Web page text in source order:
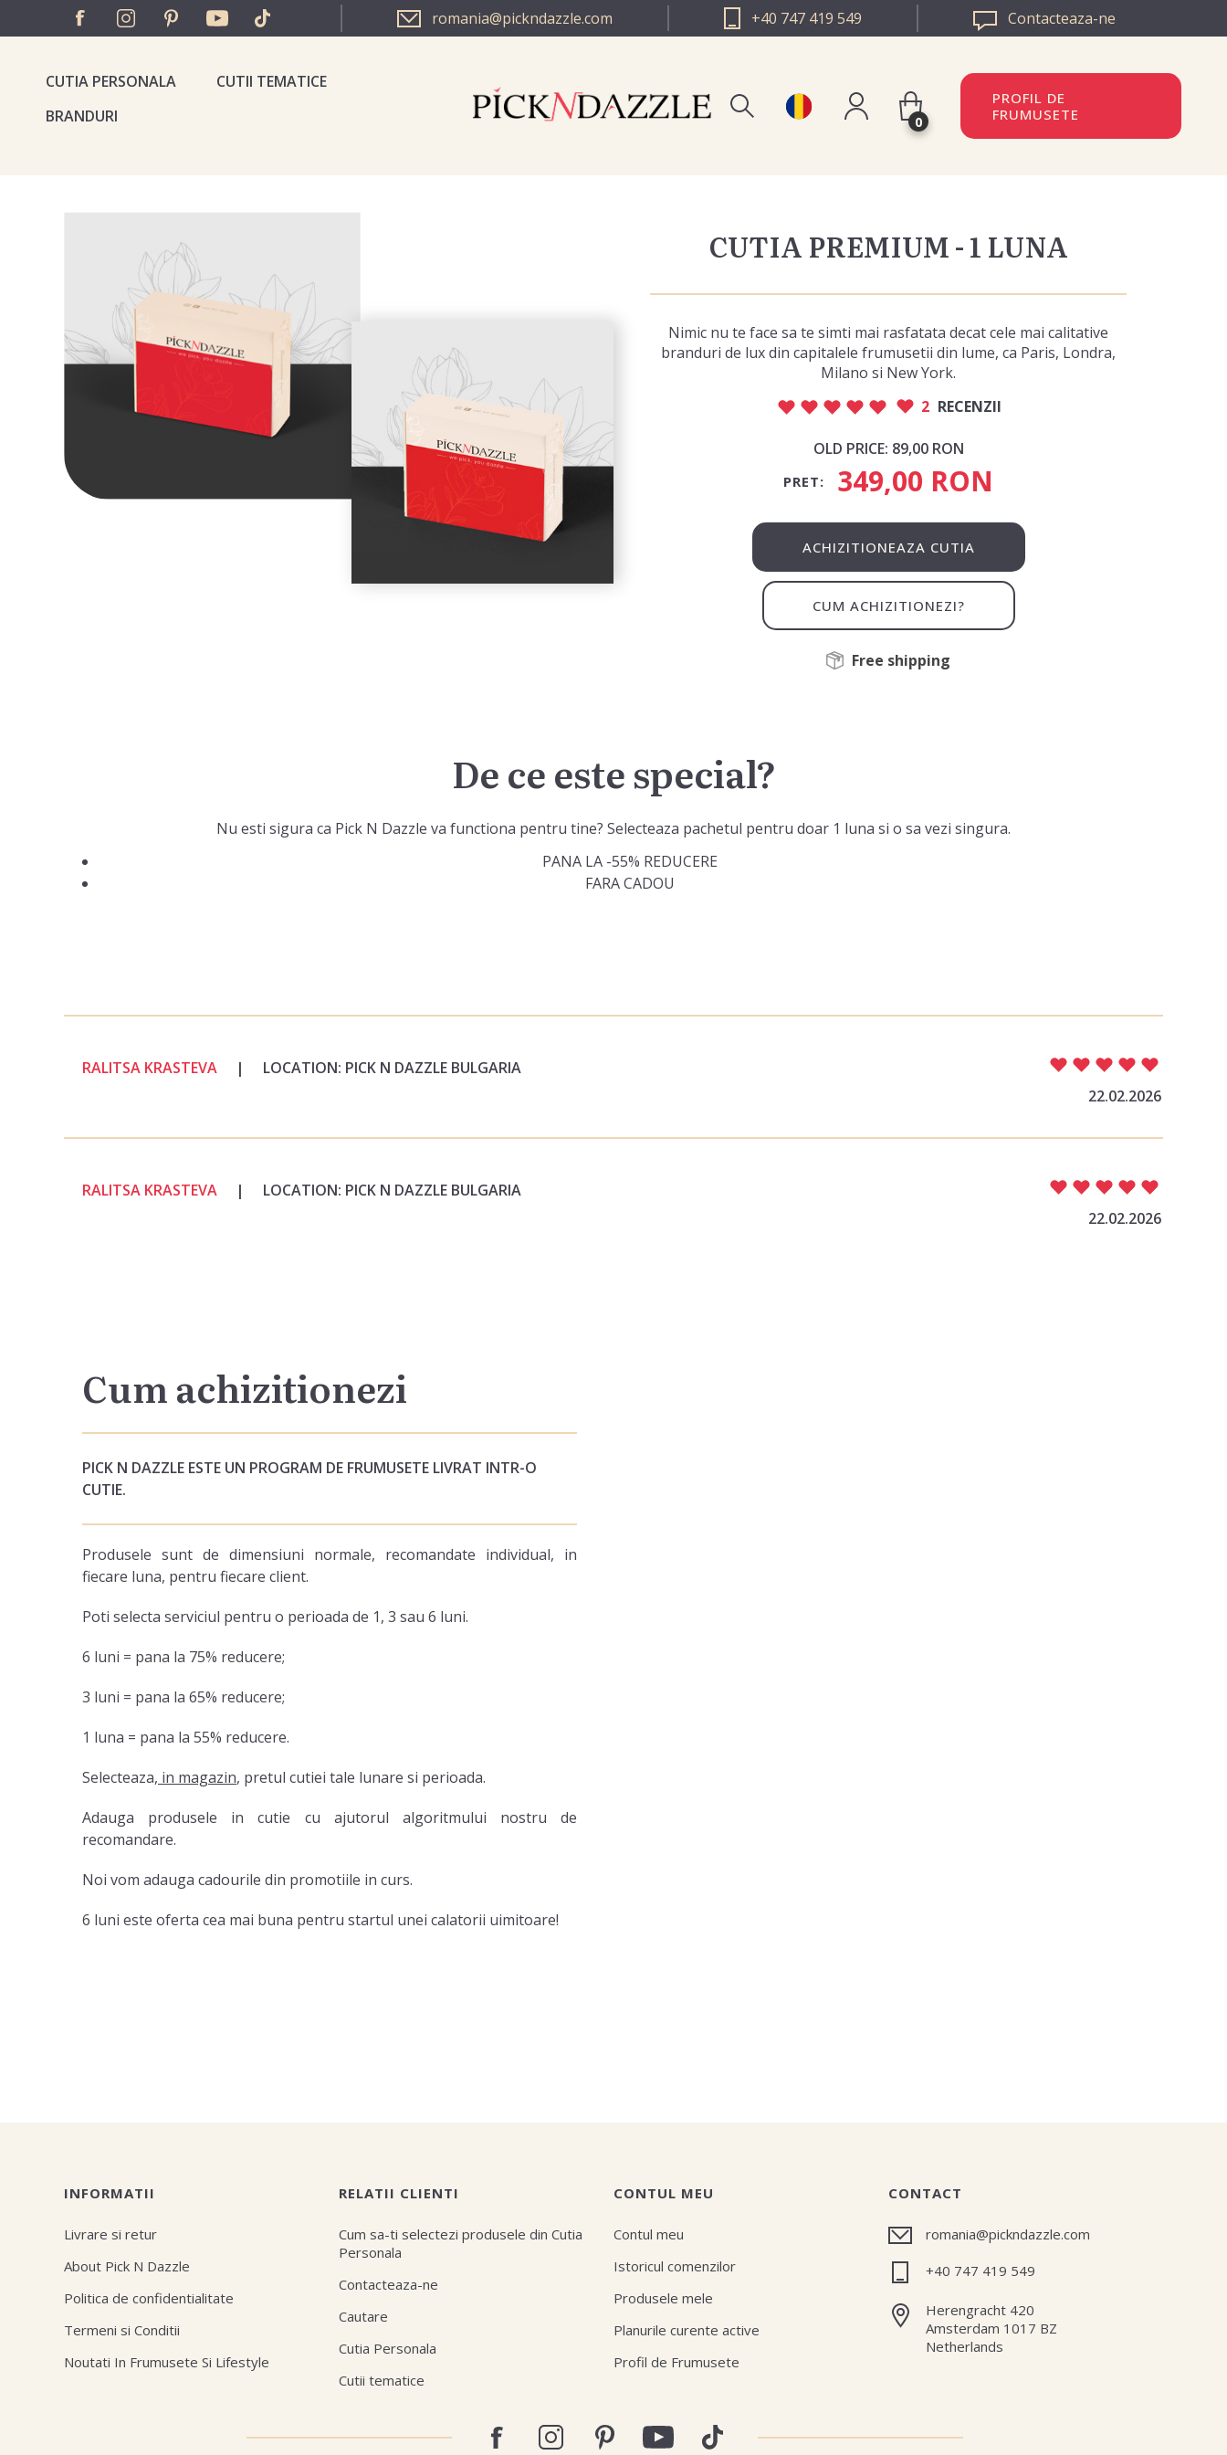
romania@pickndazzle.com +40 747 419 549 Contacteaza-ne
CUTIA PERSONALA
CUTII TEMATICE
BRANDURI
PICK N DAZZLE EUROPA
0
PROFIL DE
FRUMUSETE
CUTIA PREMIUM - 1 LUNA
Nimic nu te face sa te simti mai rasfatata decat cele mai calitative
branduri de lux din capitalele frumusetii din lume, ca Paris, Londra,
Milano si New York.
2 RECENZII
OLD PRICE: 89,00 RON
PRET: 349,00 RON
ACHIZITIONEAZA CUTIA
CUM ACHIZITIONEZI?
Free shipping
De ce este special?
Nu esti sigura ca Pick N Dazzle va functiona pentru tine? Selecteaza pachetul pentru doar 1 luna si o sa vezi singura.
PANA LA -55% REDUCERE
FARA CADOU
22.02.2026
RALITSA KRASTEVA | LOCATION: PICK N DAZZLE BULGARIA
22.02.2026
RALITSA KRASTEVA | LOCATION: PICK N DAZZLE BULGARIA
Cum achizitionezi
PICK N DAZZLE ESTE UN PROGRAM DE FRUMUSETE LIVRAT INTR-O
CUTIE.
Produsele sunt de dimensiuni normale, recomandate individual, in
fiecare luna, pentru fiecare client.
Poti selecta serviciul pentru o perioada de 1, 3 sau 6 luni.
6 luni = pana la 75% reducere;
3 luni = pana la 65% reducere;
1 luna = pana la 55% reducere.
Selecteaza, in magazin, pretul cutiei tale lunare si perioada.
Adauga produsele in cutie cu ajutorul algoritmului nostru de
recomandare.
Noi vom adauga cadourile din promotiile in curs.
6 luni este oferta cea mai buna pentru startul unei calatorii uimitoare!
INFORMATII
Livrare si retur
About Pick N Dazzle
Politica de confidentialitate
Termeni si Conditii
Noutati In Frumusete Si Lifestyle
RELATII CLIENTI
Cum sa-ti selectezi produsele din Cutia
Personala
Contacteaza-ne
Cautare
Cutia Personala
Cutii tematice
CONTUL MEU
Contul meu
Istoricul comenzilor
Produsele mele
Planurile curente active
Profil de Frumusete
CONTACT
romania@pickndazzle.com
+40 747 419 549
Herengracht 420
Amsterdam 1017 BZ
Netherlands